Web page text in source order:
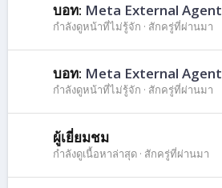
บอท: Meta External Agent
กำลังดูหน้าที่ไม่รู้จัก สักครู่ที่ผ่านมา
บอท: Meta External Agent
กำลังดูหน้าที่ไม่รู้จัก สักครู่ที่ผ่านมา
ผู้เยี่ยมชม
กำลังดูเนื้อหาล่าสุด สักครู่ที่ผ่านมา